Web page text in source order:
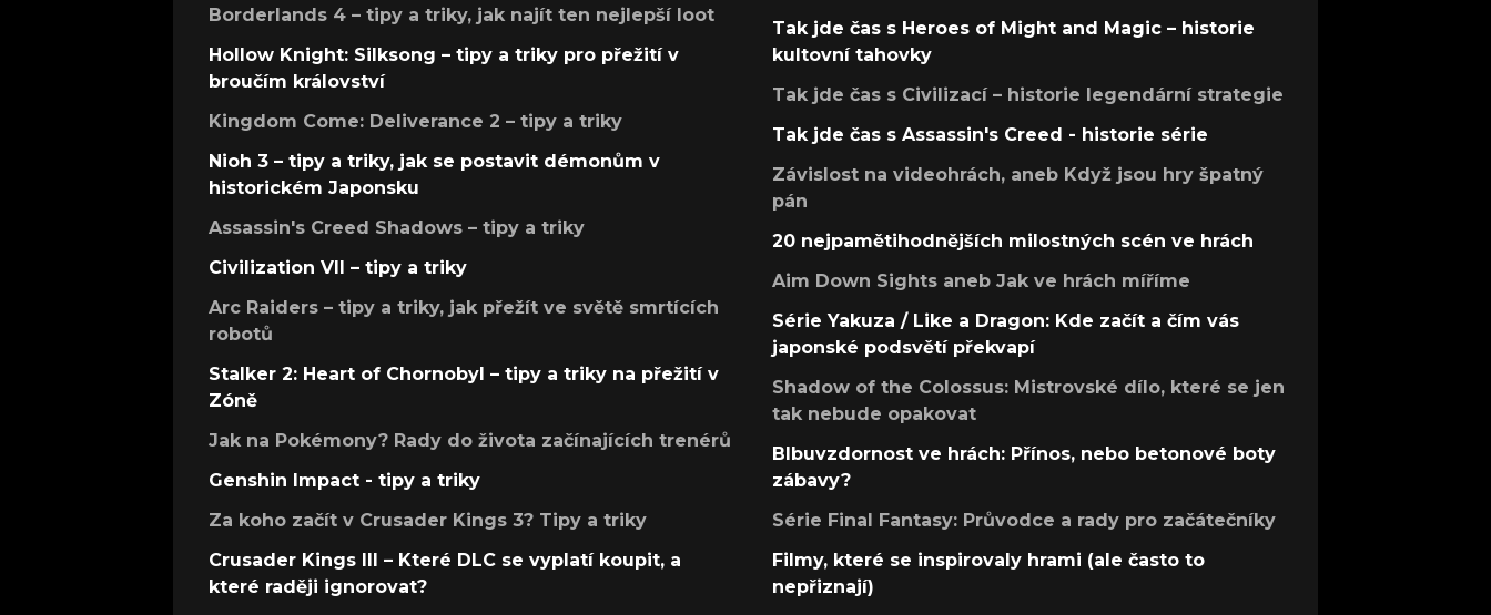
Borderlands 4 – tipy a triky, jak najít ten nejlepší loot
Hollow Knight: Silksong – tipy a triky pro přežití v
broučím království
Kingdom Come: Deliverance 2 – tipy a triky
Nioh 3 – tipy a triky, jak se postavit démonům v
historickém Japonsku
Assassin's Creed Shadows – tipy a triky
Civilization VII – tipy a triky
Arc Raiders – tipy a triky, jak přežít ve světě smrtících
robotů
Stalker 2: Heart of Chornobyl – tipy a triky na přežití v
Zóně
Jak na Pokémony? Rady do života začínajících trenérů
Genshin Impact - tipy a triky
Za koho začít v Crusader Kings 3? Tipy a triky
Crusader Kings III – Které DLC se vyplatí koupit, a
které raději ignorovat?
Tak jde čas s Heroes of Might and Magic – historie
kultovní tahovky
Tak jde čas s Civilizací – historie legendární strategie
Tak jde čas s Assassin's Creed - historie série
Závislost na videohrách, aneb Když jsou hry špatný
pán
20 nejpamětihodnějších milostných scén ve hrách
Aim Down Sights aneb Jak ve hrách míříme
Série Yakuza / Like a Dragon: Kde začít a čím vás
japonské podsvětí překvapí
Shadow of the Colossus: Mistrovské dílo, které se jen
tak nebude opakovat
Blbuvzdornost ve hrách: Přínos, nebo betonové boty
zábavy?
Série Final Fantasy: Průvodce a rady pro začátečníky
Filmy, které se inspirovaly hrami (ale často to
nepřiznají)